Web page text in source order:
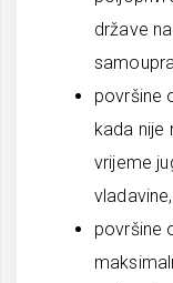
države
površine
kada nije
vrijeme
vladavine,
površine